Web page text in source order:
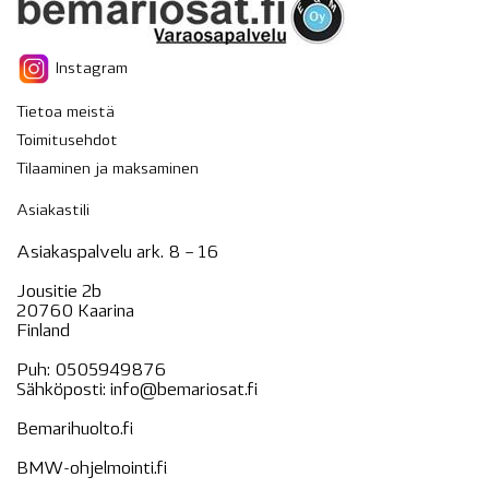
Instagram
Tietoa meistä
Toimitusehdot
Tilaaminen ja maksaminen
Asiakastili
Asiakaspalvelu ark. 8 – 16
Jousitie 2b
20760 Kaarina
Finland
Puh: 0505949876
Sähköposti: info@bemariosat.fi
Bemarihuolto.fi
BMW-ohjelmointi.fi